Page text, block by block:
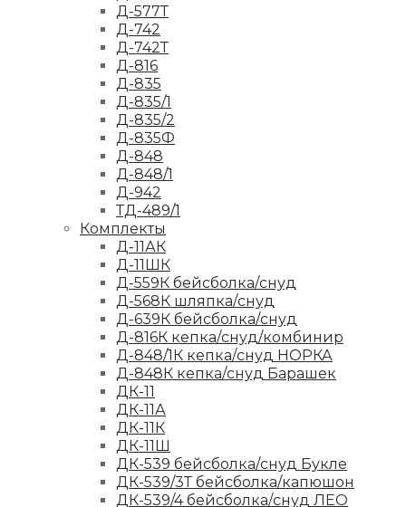
Д-577Т
Д-742
Д-742Т
Д-816
Д-835
Д-835/1
Д-835/2
Д-835Ф
Д-848
Д-848/1
Д-942
ТД-489/1
Комплекты
Д-11АК
Д-11ШК
Д-559К бейсболка/снуд
Д-568К шляпка/снуд
Д-639К бейсболка/снуд
Д-816К кепка/снуд/комбинир
Д-848/1К кепка/снуд НОРКА
Д-848К кепка/снуд Барашек
ДК-11
ДК-11А
ДК-11К
ДК-11Ш
ДК-539 бейсболка/снуд Букле
ДК-539/3Т бейсболка/капюшон
ДК-539/4 бейсболка/снуд ЛЕО